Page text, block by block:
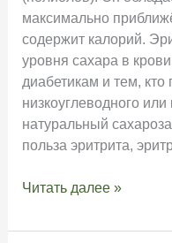
максимально
содержит калорий.
уровня сахара в
диабетикам и тем, кто
низкоуглеводного или
натуральный
польза эритрита,
Что
эритрит
Читать далее »